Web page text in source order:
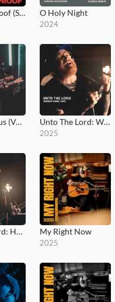
My Life Is Proof (Studio Sessions) O Holy Night
2024
Worship Jesus (Vol. 2 / Live) Unto The Lord: Worship Songs I Love
2025
Unto The Lord: Hymns I Love My Right Now
2025